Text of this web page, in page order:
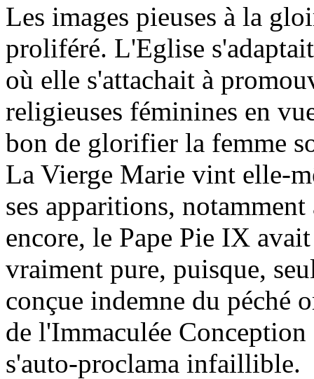
Les images pieuses à la
proliféré. L'Eglise
où elle s'attachait à
religieuses féminines en
bon de glorifier la femme
La Vierge Marie vint elle-
ses apparitions,
encore, le Pape Pie IX
vraiment pure, puisque,
conçue indemne du péché
de l'Immaculée
s'auto-proclama infaillible.